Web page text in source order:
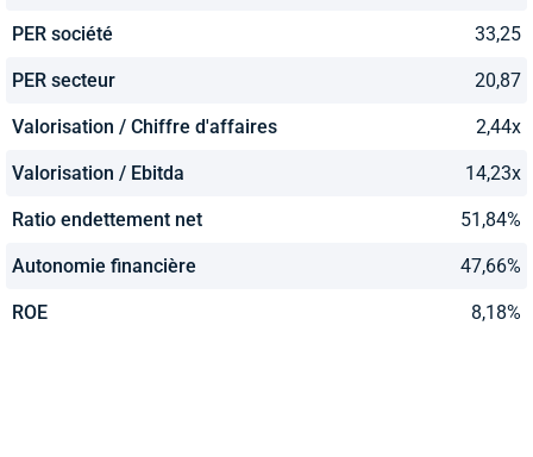
PER société 33,25
PER secteur 20,87
Valorisation / Chiffre d'affaires 2,44x
Valorisation / Ebitda 14,23x
Ratio endettement net 51,84%
Autonomie financière 47,66%
ROE 8,18%